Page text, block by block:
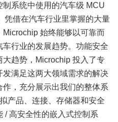
系统中使用的汽车级 MCU
凭借在汽车行业里掌握的大量
始终能够以可靠而
行业的发展趋势。功能安全
趋势，Microchip 投入了专
满足这两大领域需求的解决
，充分展示出我们的整体系
产品、连接、存储器和安全
/ 高安全性的嵌入式控制系